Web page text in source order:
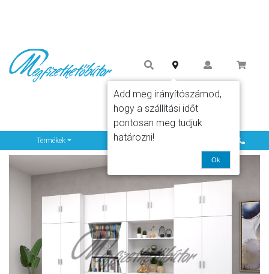
Termékek
Add meg irányítószámod,
hogy a szállítási időt
pontosan meg tudjuk
határozni!
Ok